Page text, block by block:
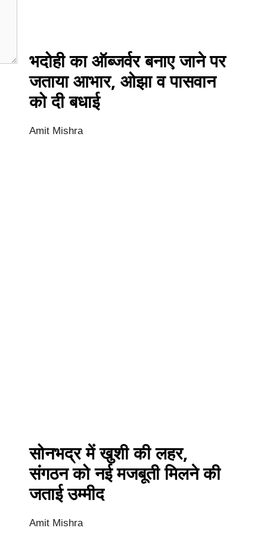
भदोही का ऑब्जर्वर बनाए जाने पर
जताया आभार, ओझा व पासवान
को दी बधाई
Amit Mishra
सोनभद्र में खुशी की लहर,
संगठन को नई मजबूती मिलने की
जताई उम्मीद
Amit Mishra